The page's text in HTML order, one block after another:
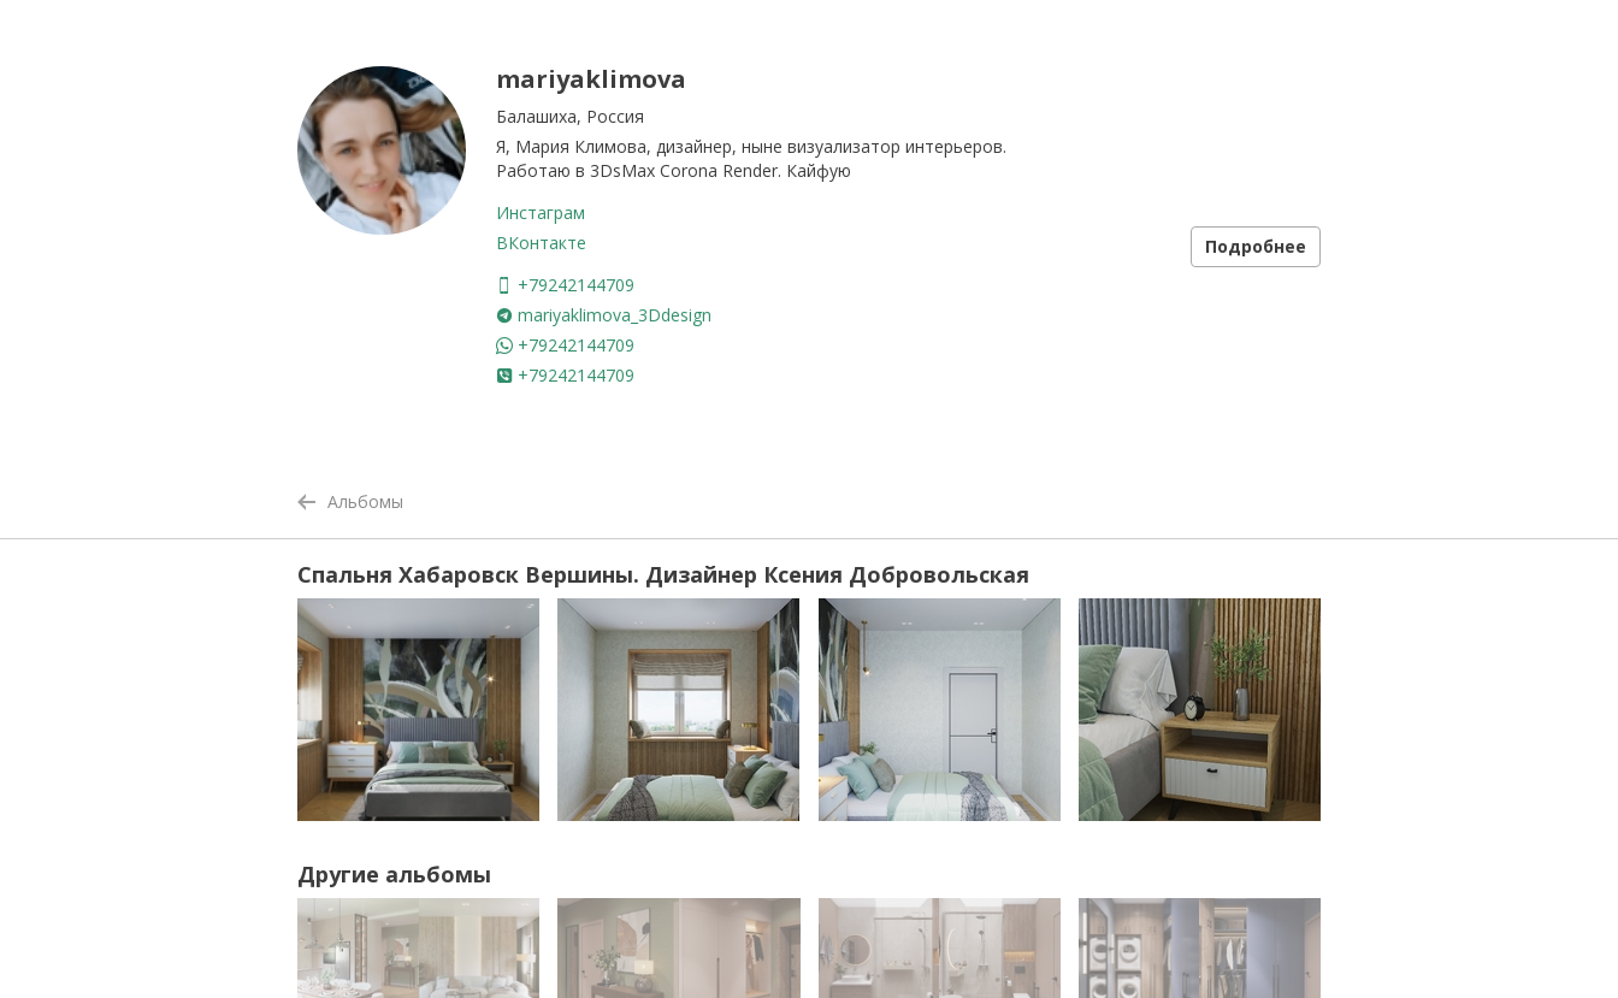
mariyaklimova
Балашиха, Россия
Я, Мария Климова, дизайнер, ныне визуализатор интерьеров.
Работаю в 3DsMax Corona Render. Кайфую
Инстаграм
ВКонтакте
+79242144709
mariyaklimova_3Ddesign
+79242144709
+79242144709
Подробнее
Альбомы
Спальня Хабаровск Вершины. Дизайнер Ксения Добровольская
Другие альбомы